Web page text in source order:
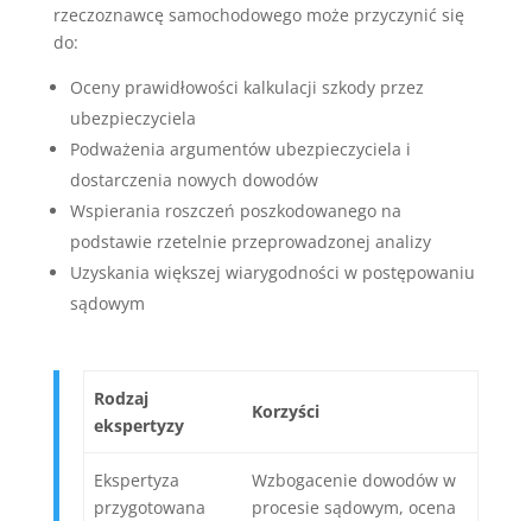
rzeczoznawcę samochodowego może przyczynić się
do:
Oceny prawidłowości kalkulacji szkody przez
ubezpieczyciela
Podważenia argumentów ubezpieczyciela i
dostarczenia nowych dowodów
Wspierania roszczeń poszkodowanego na
podstawie rzetelnie przeprowadzonej analizy
Uzyskania większej wiarygodności w postępowaniu
sądowym
Rodzaj
ekspertyzy
Korzyści
Ekspertyza
przygotowana
Wzbogacenie dowodów w
procesie sądowym, ocena